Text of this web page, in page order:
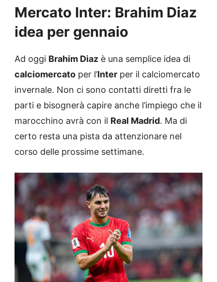
Mercato Inter: Brahim Diaz
idea per gennaio
Ad oggi Brahim Diaz è una semplice idea di
calciomercato per l’Inter per il calciomercato
invernale. Non ci sono contatti diretti fra le
parti e bisognerà capire anche l’impiego che il
marocchino avrà con il Real Madrid. Ma di
certo resta una pista da attenzionare nel
corso delle prossime settimane.